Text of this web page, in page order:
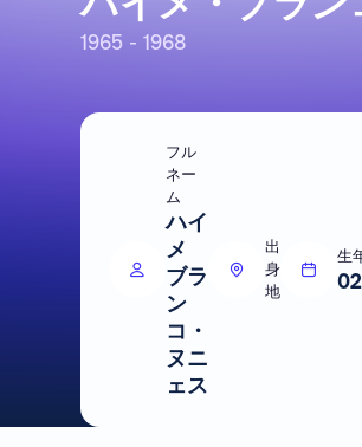
1965 - 1968
フル
ネー
ム
ハイ
メ
ブラ
ン
コ・
ヌニ
ェス
出
身
地
生